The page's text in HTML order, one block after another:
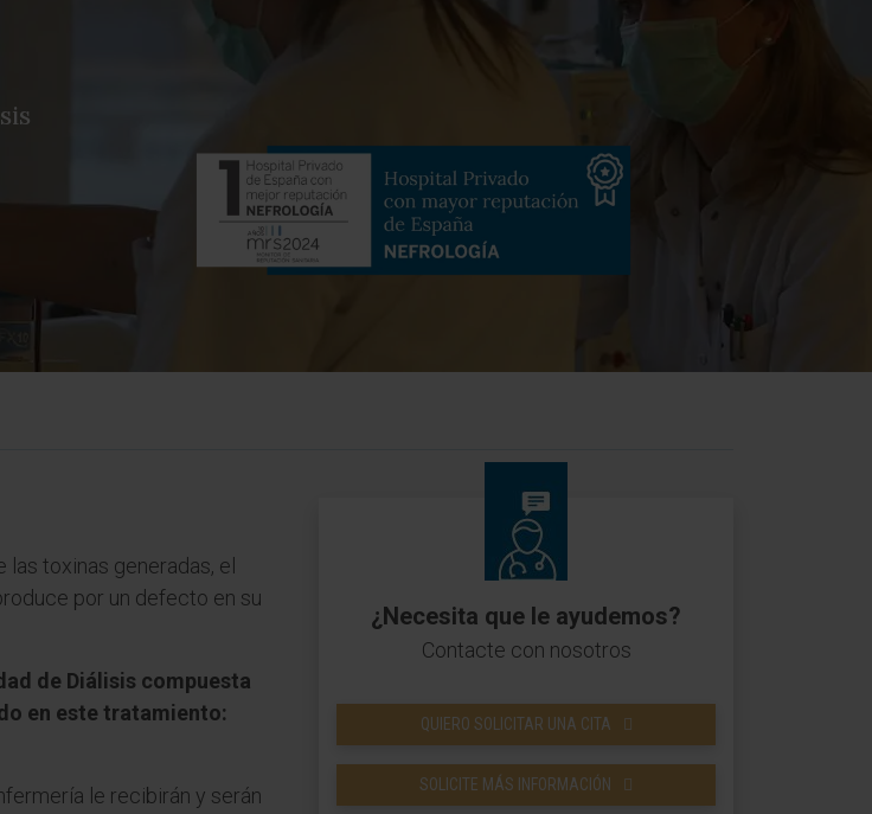
las toxinas generadas, el
por un defecto en su
de Diálisis compuesta
en este tratamiento:
le recibirán y serán
¿Necesita que le ayudemos?
Contacte con nosotros
QUIERO SOLICITAR UNA CITA
SOLICITE MÁS INFORMACIÓN